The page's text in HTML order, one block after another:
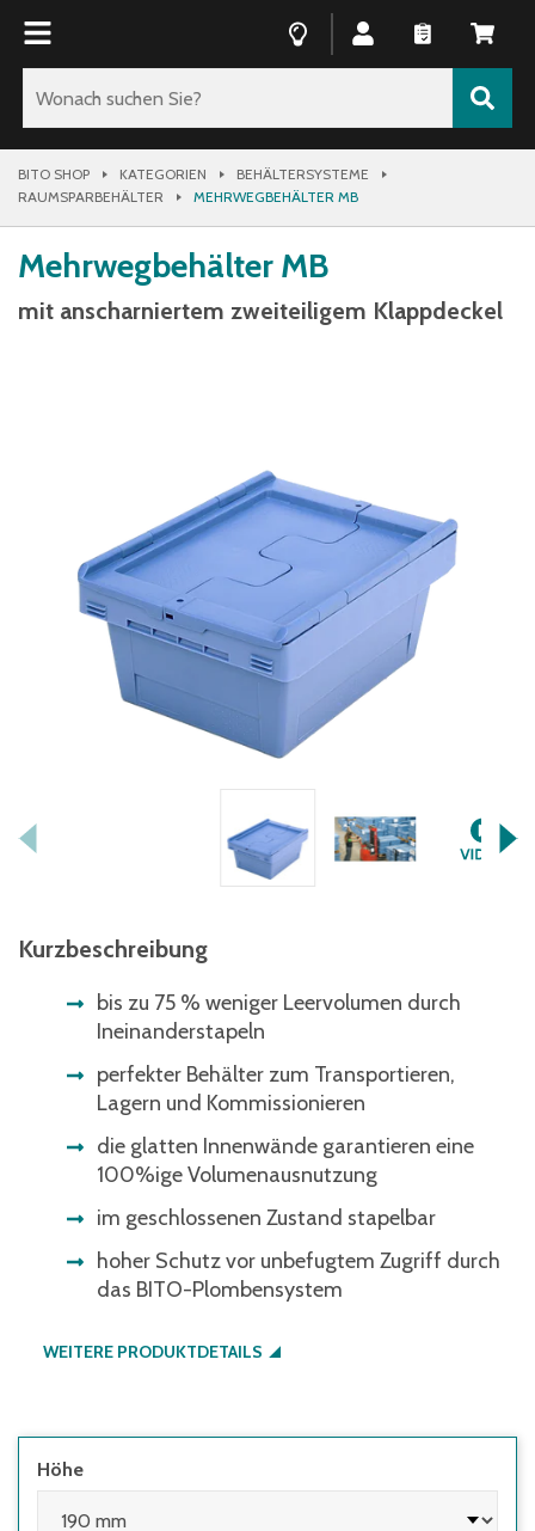
BITO SHOP KATEGORIEN
BEHÄLTERSYSTEME
RAUMSPARBEHÄLTER
MEHRWEGBEHÄLTER MB
Mehrwegbehälter MB
mit anscharniertem zweiteiligem Klappdeckel
Kurzbeschreibung
bis zu 75 % weniger Leervolumen durch
Ineinanderstapeln
perfekter Behälter zum Transportieren,
Lagern und Kommissionieren
die glatten Innenwände garantieren eine
100%ige Volumenausnutzung
im geschlossenen Zustand stapelbar
hoher Schutz vor unbefugtem Zugriff durch
das BITO-Plombensystem
WEITERE PRODUKTDETAILS
Höhe